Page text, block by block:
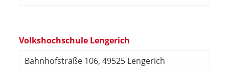
Volkshochschule Lengerich
Bahnhofstraße 106, 49525 Lengerich